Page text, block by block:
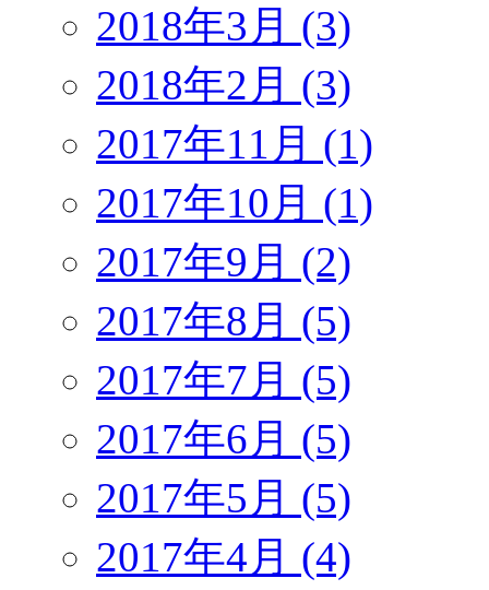
2018年3月 (3)
2018年2月 (3)
2017年11月 (1)
2017年10月 (1)
2017年9月 (2)
2017年8月 (5)
2017年7月 (5)
2017年6月 (5)
2017年5月 (5)
2017年4月 (4)